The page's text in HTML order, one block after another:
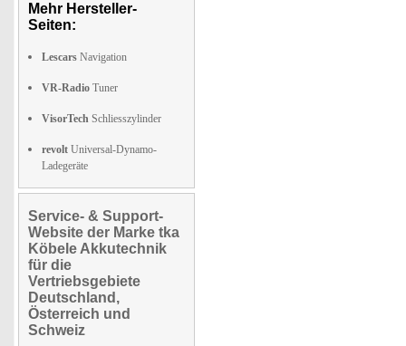
Mehr Hersteller-
Seiten:
Lescars Navigation
VR-Radio Tuner
VisorTech Schliesszylinder
revolt Universal-Dynamo-
Ladegeräte
Service- & Support-
Website der Marke tka
Köbele Akkutechnik
für die
Vertriebsgebiete
Deutschland,
Österreich und
Schweiz